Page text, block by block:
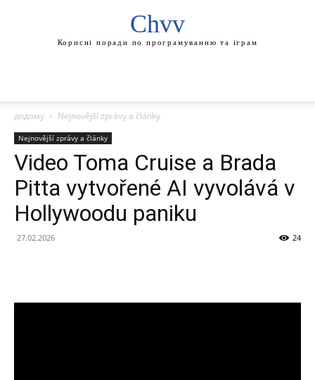
Chvv
Корисні поради по програмуванню та іграм
додому Nejnovější zprávy a články
Nejnovější zprávy a články
Video Toma Cruise a Brada
Pitta vytvořené AI vyvolává v
Hollywoodu paniku
27.02.2026 24